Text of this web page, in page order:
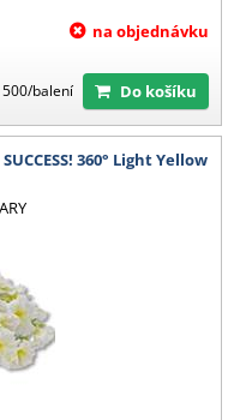
na objednávku
500/balení Do košíku
360° Light Yellow